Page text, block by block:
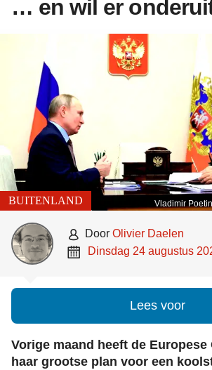
… en wil er
Vladimir
BUITENLAND
 door Olivier Daelen
 dinsdag 24 augustus
Lees voor
Vorige maand heeft de Europese
haar grootse plan voor een